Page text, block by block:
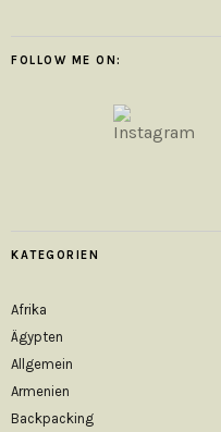
FOLLOW ME ON:
KATEGORIEN
Afrika
Ägypten
Allgemein
Armenien
Backpacking